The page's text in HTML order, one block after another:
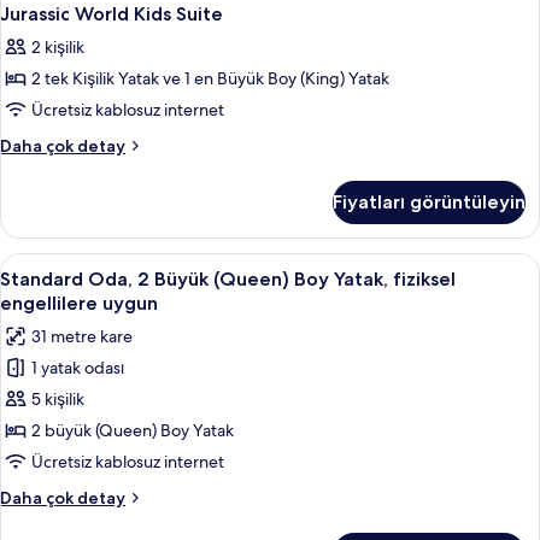
Jurassic World Kids Suite
2 kişilik
2 tek Kişilik Yatak ve 1 en Büyük Boy (King) Yatak
Ücretsiz kablosuz internet
Daha çok detay
Jurassic
hakkında
daha
fazla
detay
Fiyatları görüntüleyin
Standard
Oda,
2
Büyük
(Queen)
Boy
Yatak,
fiziksel
engellilere
uygun
Odada kasa, masa, dizüstü bilgisayar
4
Standard Oda, 2 Büyük (Queen) Boy Yatak, fiziksel
engellilere uygun
31 metre kare
1 yatak odası
5 kişilik
2 büyük (Queen) Boy Yatak
Ücretsiz kablosuz internet
Daha çok detay
Standard